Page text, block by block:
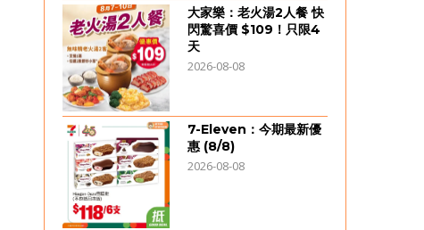
大家樂：老火湯2人餐 快
閃驚喜價 $109！只限4
天
2026-08-08
7-Eleven：今期最新優
惠 (8/8)
2026-08-08